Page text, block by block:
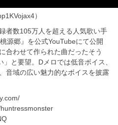
）
者数105万人を超える人気歌い手
源郷』を公式YouTubeにて公開
合わせて作られた曲だったそう
と要望。Dメロでは低音ボイス、
音域の広い魅力的なボイスを披露